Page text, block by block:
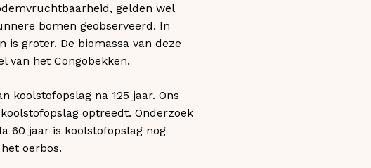
gelden wel
bomen geobserveerd. In
groter. De biomassa van deze
van het Congobekken.
koolstofopslag na 125 jaar. Ons
optreedt. Onderzoek
60 jaar is koolstofopslag nog
oerbos.